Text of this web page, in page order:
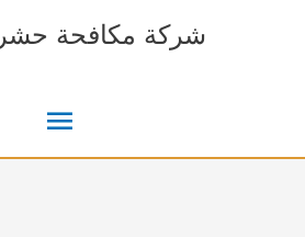
شركة مكافحة
القائمة